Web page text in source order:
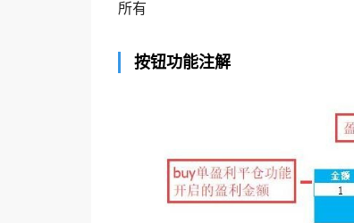
所有
按钮功能注解